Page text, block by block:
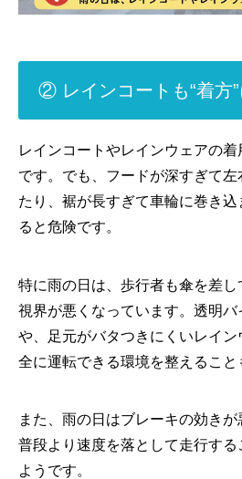
② レインコートも“着方
レインコートやレインウェアの
です。でも、フードが深すぎて
たり、裾が長すぎて車輪に巻き
ると危険です。
特に雨の日は、歩行者も傘を差
視界が悪くなっています。透明バ
や、足元がバタつきにくいレイ
全に運転できる環境を整えること
また、雨の日はブレーキの効きが
普段より速度を落として走行す
ようです。